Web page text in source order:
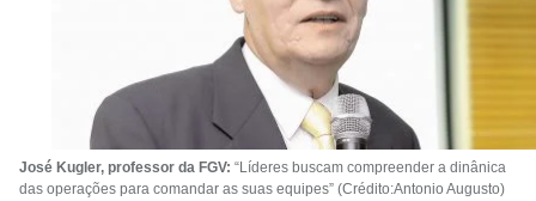
José Kugler, professor da FGV: “Líderes buscam compreender a dinânica
das operações para comandar as suas equipes” (Crédito:Antonio Augusto)